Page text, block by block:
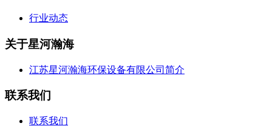
行业动态
关于星河瀚海
江苏星河瀚海环保设备有限公司简介
联系我们
联系我们